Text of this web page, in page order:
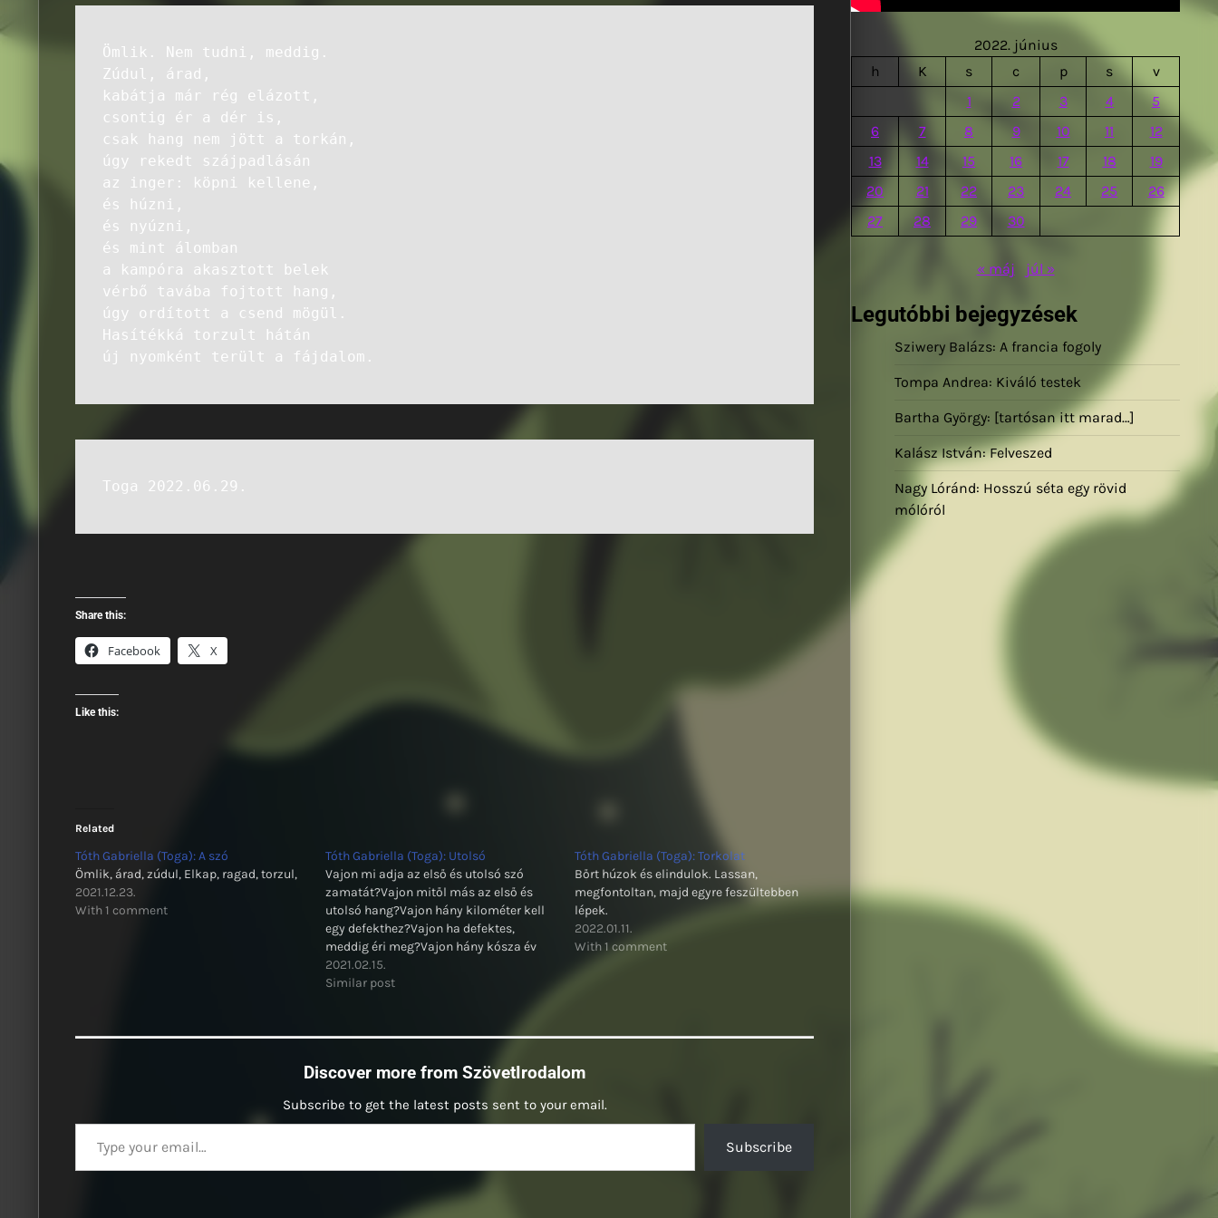
Ömlik. Nem tudni, meddig.
Zúdul, árad,
kabátja már rég elázott,
csontig ér a dér is,
csak hang nem jött a torkán,
úgy rekedt szájpadlásán
az inger: köpni kellene,
és húzni,
és nyúzni,
és mint álomban
a kampóra akasztott belek
vérbő tavába fojtott hang,
úgy ordított a csend mögül.
Hasítékká torzult hátán
új nyomként terült a fájdalom.
Toga 2022.06.29.
Share this:
Facebook X
Like this:
Related
Tóth Gabriella (Toga): A szó
Ömlik, árad, zúdul, Elkap, ragad, torzul,
2021.12.23.
With 1 comment
Tóth Gabriella (Toga): Utolsó
Vajon mi adja az első és utolsó szó
zamatát?Vajon mitől más az első és
utolsó hang?Vajon hány kilométer kell
egy defekthez?Vajon ha defektes,
meddig éri meg?Vajon hány kósza év
múlik hasztalan?Vajon hány év, s
leszünk arctalan?Vajon a gát, mikor
2021.02.15.
Similar post
Tóth Gabriella (Toga): Torkolat
Bőrt húzok és elindulok. Lassan,
megfontoltan, majd egyre feszültebben
lépek.
2022.01.11.
With 1 comment
Discover more from SzövetIrodalom
Subscribe to get the latest posts sent to your email.
Type your email…
Subscribe
2022. június
h
K s c p s
v
1
2 3 4
5
6
7 8 9 10 11
12
13
14 15 16 17 18
19
20
21 22 23 24 25
26
27
28 29 30
« máj júl »
Legutóbbi bejegyzések
Sziwery Balázs: A francia fogoly
Tompa Andrea: Kiváló testek
Bartha György: [tartósan itt marad…]
Kalász István: Felveszed
Nagy Lóránd: Hosszú séta egy rövid
mólóról